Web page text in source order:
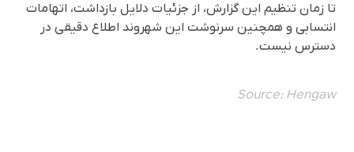
تا زمان تنظیم این گزارش، از جزئیات دلایل بازداشت، اتهامات
انتسابی و همچنین سرنوشت این شهروند اطلاع دقیقی در
دسترس نیست.
Source: Hengaw